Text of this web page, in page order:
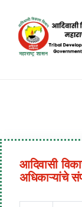
आदिवासी
अधिकाऱ्यांचे